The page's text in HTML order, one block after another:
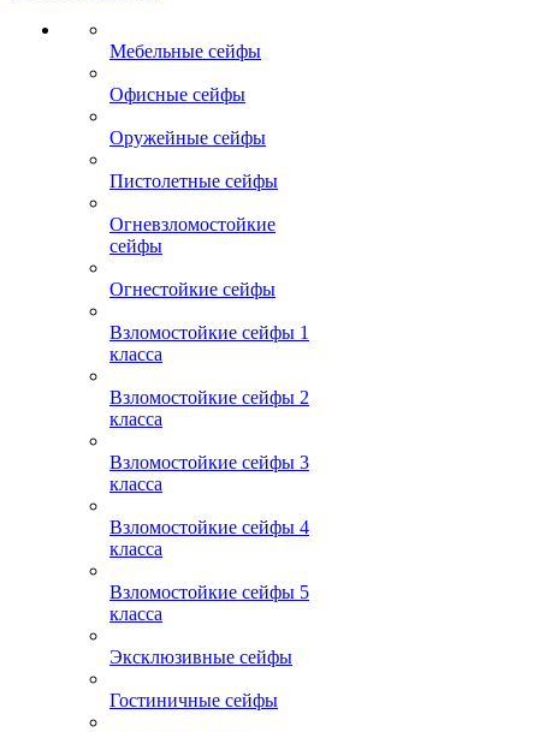
Мебельные сейфы
Офисные сейфы
Оружейные сейфы
Пистолетные сейфы
Огневзломостойкие
сейфы
Огнестойкие сейфы
Взломостойкие сейфы 1
класса
Взломостойкие сейфы 2
класса
Взломостойкие сейфы 3
класса
Взломостойкие сейфы 4
класса
Взломостойкие сейфы 5
класса
Эксклюзивные сейфы
Гостиничные сейфы